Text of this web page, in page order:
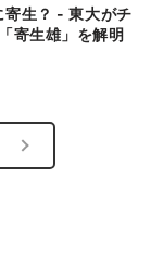
寄生雄」を解明